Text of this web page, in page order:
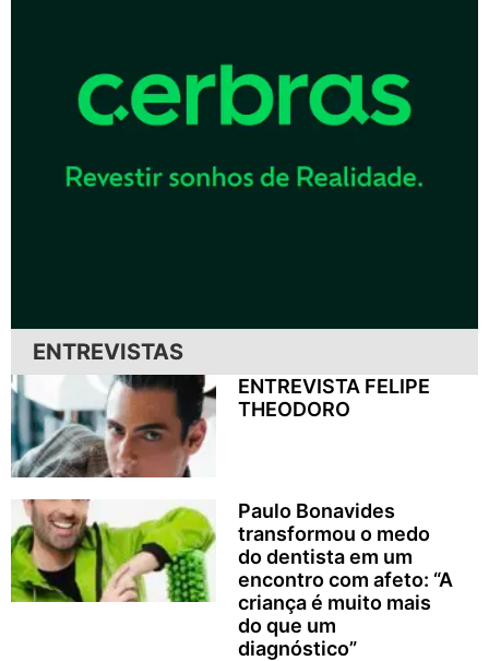
ENTREVISTAS
ENTREVISTA FELIPE
THEODORO
Paulo Bonavides
transformou o medo
do dentista em um
encontro com afeto: “A
criança é muito mais
do que um
diagnóstico”